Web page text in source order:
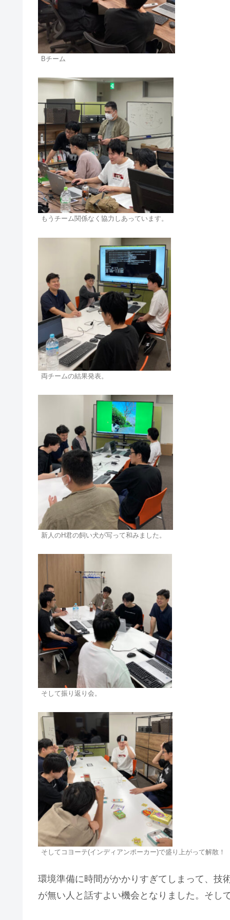
Bチーム
もうチーム関係なく協力しあっています。
両チームの結果発表。
新人のH君の飼い犬が写って和みました。
そして振り返り会。
そしてコヨーテ(インディアンポーカー)で盛り上がって解散！
環境準備に時間がかかりすぎてしまって、技
が無い人と話すよい機会となりました。そし